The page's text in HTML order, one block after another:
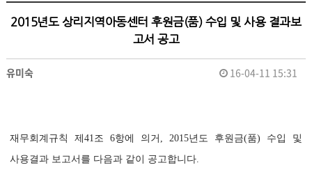
2015년도 상리지역아동센터 후원금(품) 수입 및 사용 결과보
고서 공고
유미숙 16-04-11 15:31
재무회계규칙 제41조 6항에 의거, 2015년도 후원금(품) 수입 및
사용결과 보고서를 다음과 같이 공고합니다.